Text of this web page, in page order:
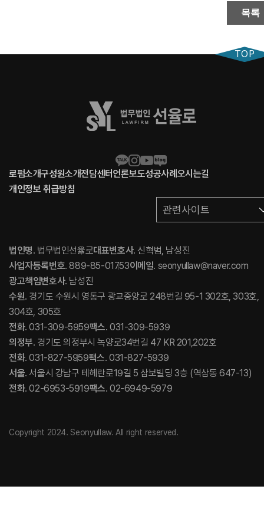
목록
로펌소개구성원소개전담센터언론보도성공사례 오시는길
개인정보 취급방침
관련사이트
법인명. 법무법인선율로대표변호사. 신혁범, 남성진
사업자등록번호. 889-85-01753이메일. seonyullaw@naver.com
광고책임변호사. 남성진
수원. 경기도 수원시 영통구 광교중앙로 248번길 95-1 302호, 303호,
304호, 305호
전화. 031-309-5959팩스. 031-309-5939
의정부. 경기도 의정부시 녹양로34번길 47 KR 201,202호
전화. 031-827-5959팩스. 031-827-5939
서울. 서울시 강남구 테헤란로19길 5 삼보빌딩 3층 (역삼동 647-13)
전화. 02-6953-5919팩스. 02-6949-5979
Copyright 2024. Seonyullaw. All right reserved.
TOP